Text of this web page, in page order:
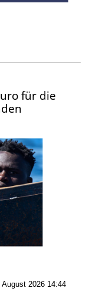
für die
2026 14:44